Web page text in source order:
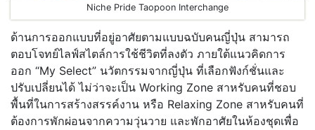
Niche Pride Taopoon Interchange
ด้านการออกแบบที่อยู่อาศัยตามแบบฉบับคนญี่ปุ่น สามารถ
ตอบโจทย์ไลฟ์สไตล์การใช้ชีวิตที่ลงตัว ภายใต้แนวคิดการ
ออก “My Select” นวัตกรรมจากญี่ปุ่น ที่เลือกฟังก์ชั่นและ
ปรับเปลี่ยนได้ ไม่ว่าจะเป็น Working Zone สาหรับคนที่ชอบ
พื้นที่ในการสร้างสรรค์งาน หรือ Relaxing Zone สาหรับคนที่
ต้องการพักผ่อนจากความวุ่นวาย และพักอาศัยในห้องชุดเพื่อ